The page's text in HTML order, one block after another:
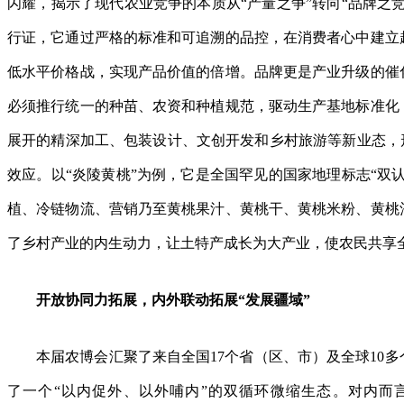
闪耀，揭示了现代农业竞争的本质从“产量之争”转向“品牌之
行证，它通过严格的标准和可追溯的品控，在消费者心中建
低水平价格战，实现产品价值的倍增。品牌更是产业升级的
必须推行统一的种苗、农资和种植规范，驱动生产基地标准
展开的精深加工、包装设计、文创开发和乡村旅游等新业态
效应。以“炎陵黄桃”为例，它是全国罕见的国家地理标志“双
植、冷链物流、营销乃至黄桃果汁、黄桃干、黄桃米粉、黄
了乡村产业的内生动力，让土特产成长为大产业，使农民共享
开放协同力拓展，内外联动拓展“发展疆域”
本届农博会汇聚了来自全国17个省（区、市）及全球10
了一个“以内促外、以外哺内”的双循环微缩生态。对内而